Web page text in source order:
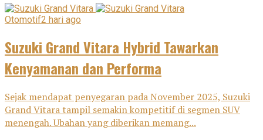
Otomotif2 hari ago
Suzuki Grand Vitara Hybrid Tawarkan
Kenyamanan dan Performa
Sejak mendapat penyegaran pada November 2025, Suzuki
Grand Vitara tampil semakin kompetitif di segmen SUV
menengah. Ubahan yang diberikan memang...